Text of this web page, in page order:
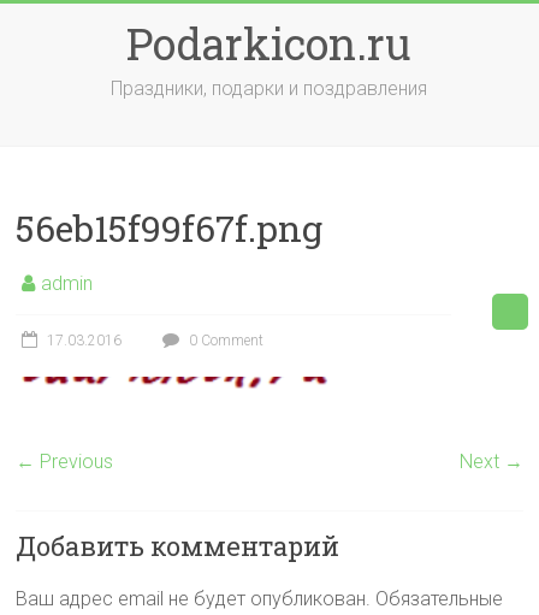
Podarkicon.ru
Праздники, подарки и поздравления
56eb15f99f67f.png
admin
17.03.2016 0 Comment
← Previous Next →
Добавить комментарий
Ваш адрес email не будет опубликован. Обязательные